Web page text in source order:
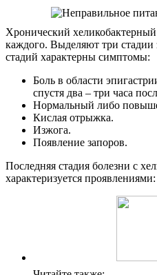
Хронический хеликобактерный
каждого. Выделяют три стадии
стадий характерны симптомы:
Боль в области
спустя два – три часа
Нормальный либо
Кислая отрыжка.
Изжога.
Появление запоров.
Последняя стадия болезни с
характеризуется проявлениями: